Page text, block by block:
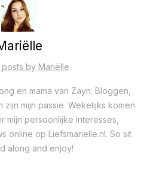
by Mariëlle
en mama van Zayn. Bloggen,
mijn passie. Wekelijks komen
mijn persoonlijke interesses,
online op Liefsmarielle.nl. So sit
along and enjoy!